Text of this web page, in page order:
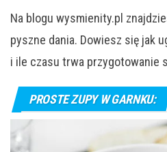
Na blogu wysmienity.pl
pyszne dania. Dowiesz się jak
i ile czasu trwa przygotowanie
PROSTE ZUPY W GARNKU: